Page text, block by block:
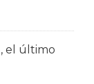
el último